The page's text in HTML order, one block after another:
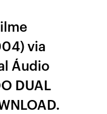
via
Áudio
DUAL